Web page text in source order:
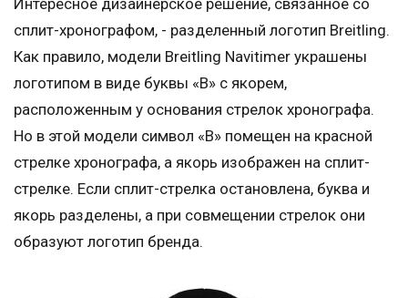
Интересное дизайнерское решение, связанное со
сплит-хронографом, - разделенный логотип Breitling.
Как правило, модели Breitling Navitimer украшены
логотипом в виде буквы «B» с якорем,
расположенным у основания стрелок хронографа.
Но в этой модели символ «B» помещен на красной
стрелке хронографа, а якорь изображен на сплит-
стрелке. Если сплит-стрелка остановлена, буква и
якорь разделены, а при совмещении стрелок они
образуют логотип бренда.